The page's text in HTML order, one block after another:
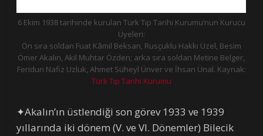
6 Ekim 1938 tarihinde kurulan Türk Tıp Tarihi Kurumu’nun Kurucu
Üyeleri:
Ön sıra soldan Fuat Kâmil Beksan, Rusçuklu Hakkı Üzel, Besim
Ömer Akalın, Akil Muhtar Özden; arka sıra soldan Metine Belger,
Feridun Nafiz Uzluk, Ahmet Süheyl Ünver ve İhsan Ünal. Kaynak:
Türk Tıp Tarihi Kurumu
✦Akalın’ın üstlendiği son görev 1933 ve 1939
yıllarında iki dönem (V. ve VI. Dönemler) Bilecik